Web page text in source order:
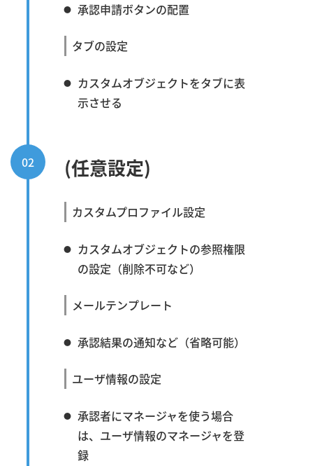
承認申請ボタンの配置
タブの設定
カスタムオブジェクトをタブに表
示させる
02 (任意設定)
カスタムプロファイル設定
カスタムオブジェクトの参照権限
の設定（削除不可など）
メールテンプレート
承認結果の通知など（省略可能）
ユーザ情報の設定
承認者にマネージャを使う場合
は、ユーザ情報のマネージャを登
録